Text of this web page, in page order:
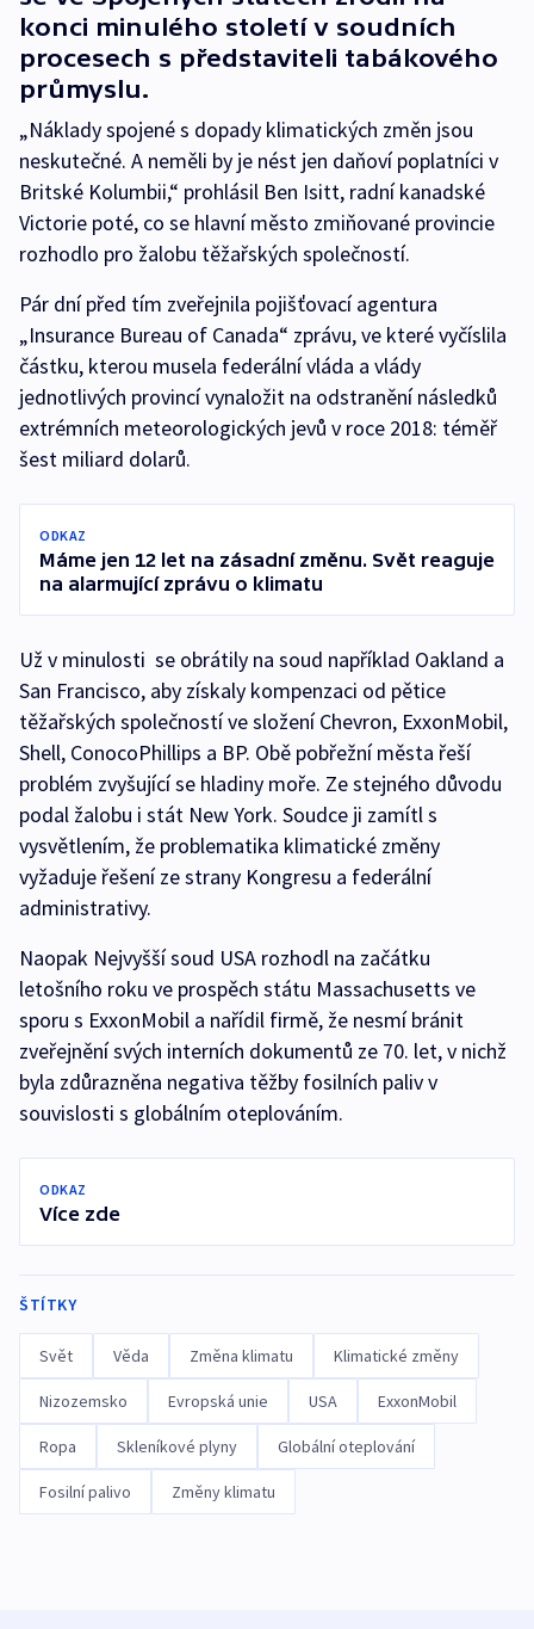
konci minulého století v soudních
procesech s představiteli tabákového
průmyslu.
„Náklady spojené s dopady klimatických změn jsou
neskutečné. A neměli by je nést jen daňoví poplatníci v
Britské Kolumbii,“ prohlásil Ben Isitt, radní kanadské
Victorie poté, co se hlavní město zmiňované provincie
rozhodlo pro žalobu těžařských společností.
Pár dní před tím zveřejnila pojišťovací agentura
„Insurance Bureau of Canada“ zprávu, ve které vyčíslila
částku, kterou musela federální vláda a vlády
jednotlivých provincí vynaložit na odstranění následků
extrémních meteorologických jevů v roce 2018: téměř
šest miliard dolarů.
ODKAZ
Máme jen 12 let na zásadní změnu. Svět reaguje
na alarmující zprávu o klimatu
Už v minulosti se obrátily na soud například Oakland a
San Francisco, aby získaly kompenzaci od pětice
těžařských společností ve složení Chevron, ExxonMobil,
Shell, ConocoPhillips a BP. Obě pobřežní města řeší
problém zvyšující se hladiny moře. Ze stejného důvodu
podal žalobu i stát New York. Soudce ji zamítl s
vysvětlením, že problematika klimatické změny
vyžaduje řešení ze strany Kongresu a federální
administrativy.
Naopak Nejvyšší soud USA rozhodl na začátku
letošního roku ve prospěch státu Massachusetts ve
sporu s ExxonMobil a nařídil firmě, že nesmí bránit
zveřejnění svých interních dokumentů ze 70. let, v nichž
byla zdůrazněna negativa těžby fosilních paliv v
souvislosti s globálním oteplováním.
ODKAZ
Více zde
ŠTÍTKY
Svět Věda Změna klimatu Klimatické změny
Nizozemsko Evropská unie USA ExxonMobil
Ropa Skleníkové plyny Globální oteplování
Fosilní palivo Změny klimatu